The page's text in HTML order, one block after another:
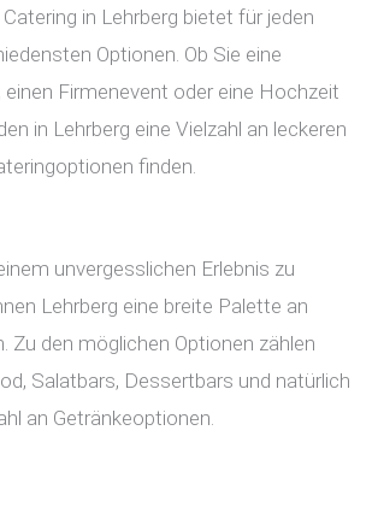
in Lehrberg bietet für jeden
Optionen. Ob Sie eine
einen Firmenevent oder eine Hochzeit
in Lehrberg eine Vielzahl an leckeren
finden.
unvergesslichen Erlebnis zu
Lehrberg eine breite Palette an
Zu den möglichen Optionen zählen
Salatbars, Dessertbars und natürlich
an Getränkeoptionen.